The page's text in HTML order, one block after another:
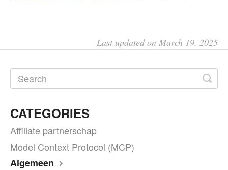
Last updated on March 19, 2025
CATEGORIES
Affiliate partnerschap
Model Context Protocol (MCP)
Algemeen